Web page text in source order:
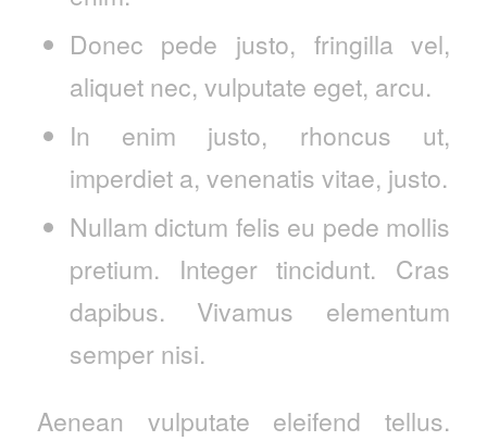
Donec pede justo, fringilla vel,
aliquet nec, vulputate eget, arcu.
In enim justo, rhoncus ut,
imperdiet a, venenatis vitae, justo.
Nullam dictum felis eu pede mollis
pretium. Integer tincidunt. Cras
dapibus. Vivamus elementum
semper nisi.
Aenean vulputate eleifend tellus.